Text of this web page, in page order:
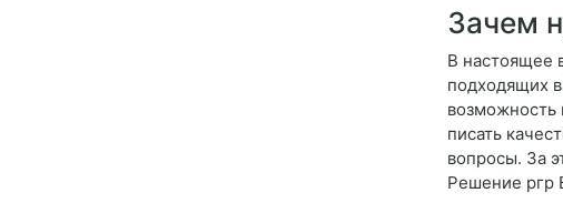
Зачем
В настоящее
подходящих
возможность
писать
вопросы. За
Решение ргр